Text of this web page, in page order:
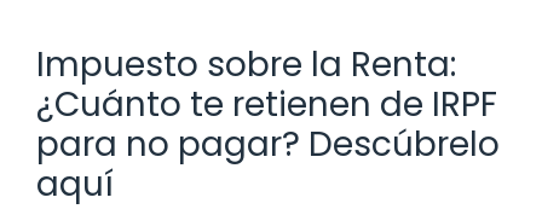
Impuesto sobre la Renta:
¿Cuánto te retienen de IRPF
para no pagar? Descúbrelo
aquí